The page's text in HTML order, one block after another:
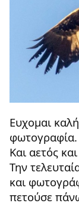
Ευχομαι
φωτογραφία.
Και αετός
Την
και
πετούσε